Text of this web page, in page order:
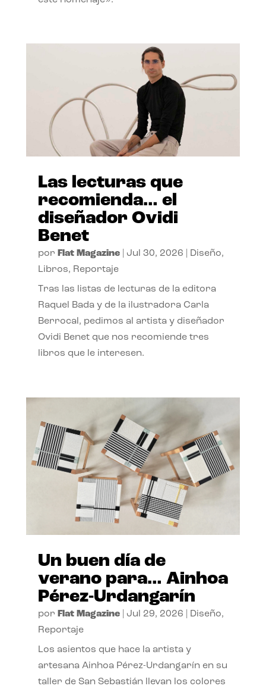
Las lecturas que
recomienda… el
diseñador Ovidi
Benet
por Flat Magazine| Jul 30, 2026 Diseño,
Libros, Reportaje
Tras las listas de lecturas de la editora
Raquel Bada y de la ilustradora Carla
Berrocal, pedimos al artista y diseñador
Ovidi Benet que nos recomiende tres
libros que le interesen.
Un buen día de
verano para… Ainhoa
Pérez-Urdangarín
por Flat Magazine| Jul 29, 2026 Diseño,
Reportaje
Los asientos que hace la artista y
artesana Ainhoa Pérez-Urdangarín en su
taller de San Sebastián llevan los colores